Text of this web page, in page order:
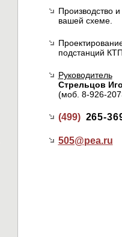
Производство
вашей схеме.
подстанций
Руководитель
Стрельцов
(моб. 8-926-
(499) 265-
505@pea.ru